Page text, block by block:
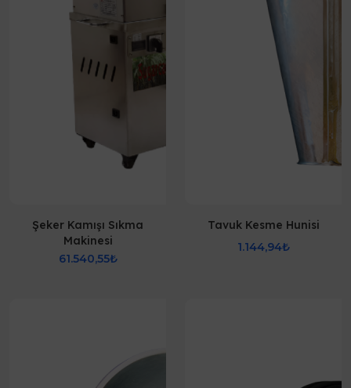
Şeker Kamışı Sıkma
Makinesi
61.540,55₺
Tavuk Kesme Hunisi
1.144,94₺